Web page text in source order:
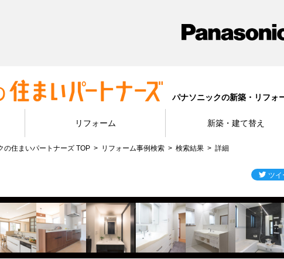
パナソニックの新築・リフォ
リフォーム 新築・建て替え
の住まいパートナーズ TOP リフォーム事例検索 検索結果 詳細